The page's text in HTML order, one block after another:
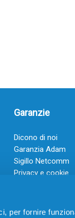
per fornire
Garanzie
Dicono di noi
Garanzia Adam
Sigillo Netcomm
Privacy e cookie